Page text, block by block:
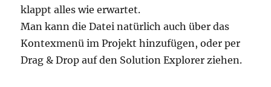
klappt alles wie erwartet.
Man kann die Datei natürlich auch über das
Kontexmenü im Projekt hinzufügen, oder per
Drag & Drop auf den Solution Explorer ziehen.